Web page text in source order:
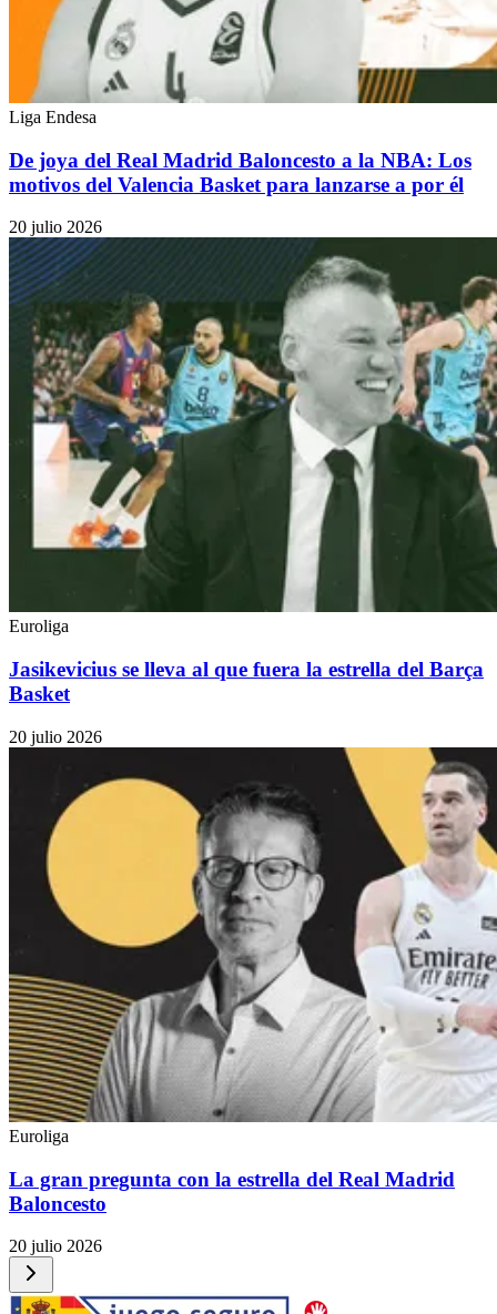
Liga Endesa
De joya del Real Madrid Baloncesto a la NBA: Los
motivos del Valencia Basket para lanzarse a por él
20 julio 2026
Euroliga
Jasikevicius se lleva al que fuera la estrella del Barça
Basket
20 julio 2026
Euroliga
La gran pregunta con la estrella del Real Madrid
Baloncesto
20 julio 2026